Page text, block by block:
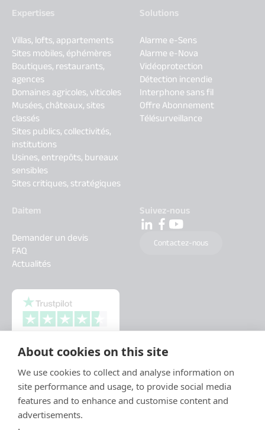
About cookies on this site
We use cookies to collect and analyse information on
site performance and usage, to provide social media
features and to enhance and customise content and
advertisements.
Expertises
Villas, lofts, appartements
Sites mobiles, éphémères
Boutiques, restaurants,
agences
Domaines agricoles, viticoles
Musées, châteaux, sites
classés
Sites publics, collectivités,
institutions
Usines, entrepôts, bureaux
sensibles
Sites critiques, stratégiques
Solutions
Alarme e-Sens
Alarme e-Nova
Vidéoprotection
Détection incendie
Interphone sans fil
Offre Abonnement
Télésurveillance
Daitem
Demander un devis
FAQ
Actualités
Suivez-nous
Contactez-nous